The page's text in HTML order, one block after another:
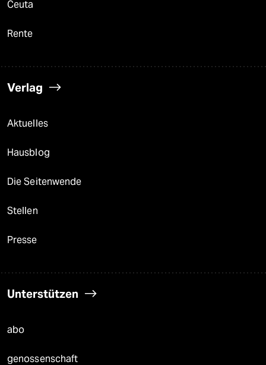
Ceuta
Rente
Verlag
Aktuelles
Hausblog
Die Seitenwende
Stellen
Presse
Unterstützen
abo
genossenschaft